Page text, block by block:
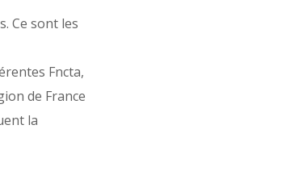
Ce sont les
Fncta,
de France
la